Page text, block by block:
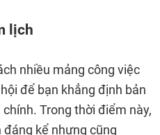
lịch
nhiều mảng công việc
để bạn khẳng định bản
Trong thời điểm này,
kể nhưng cũng